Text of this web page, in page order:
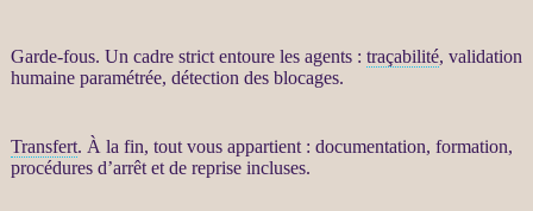
Garde-fous. Un cadre strict entoure les agents: traçabilité, validation
humaine paramétrée, détection des blocages.
Transfert. À la fin, tout vous appartient : documentation, formation,
procédures d’arrêt et de reprise incluses.